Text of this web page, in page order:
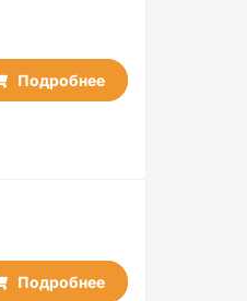
Подробнее
Подробнее